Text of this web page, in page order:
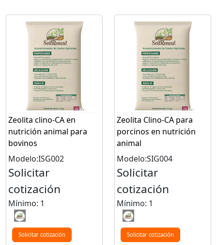
Zeolita clino-CA en
nutrición animal para
bovinos
Modelo:ISG002
Solicitar
cotización
Mínimo: 1
Solicitar cotización
Zeolita Clino-CA para
porcinos en nutrición
animal
Modelo:SIG004
Solicitar
cotización
Mínimo: 1
Solicitar cotización